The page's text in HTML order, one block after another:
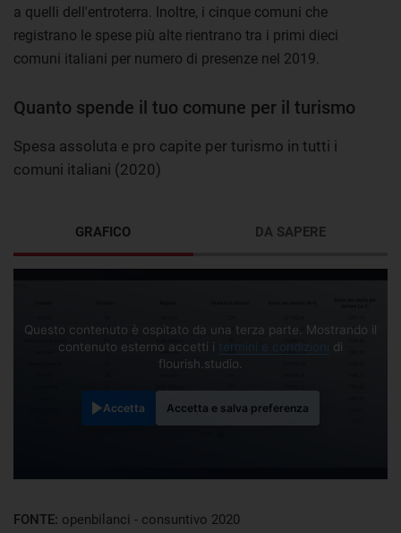
a quelli dell'entroterra. Inoltre, i cinque comuni che
registrano le spese più alte rientrano tra i primi dieci
comuni italiani per numero di presenze nel 2019.
Quanto spende il tuo comune per il turismo
Spesa assoluta e pro capite per turismo in tutti i
comuni italiani (2020)
GRAFICO
Questo contenuto è ospitato da una terza parte. Mostrando il
contenuto esterno accetti i termini e condizioni di
flourish.studio.
Accetta Accetta e salva preferenza
DA SAPERE
FONTE: openbilanci - consuntivo 2020